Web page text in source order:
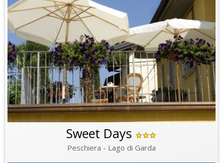
Sweet Days
Peschiera - Lago di Garda